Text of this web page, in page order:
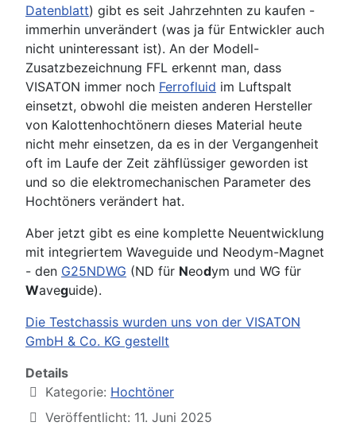
Datenblatt) gibt es seit Jahrzehnten zu kaufen -
immerhin unverändert (was ja für Entwickler auch
nicht uninteressant ist). An der Modell-
Zusatzbezeichnung FFL erkennt man, dass
VISATON immer noch Ferrofluid im Luftspalt
einsetzt, obwohl die meisten anderen Hersteller
von Kalottenhochtönern dieses Material heute
nicht mehr einsetzen, da es in der Vergangenheit
oft im Laufe der Zeit zähflüssiger geworden ist
und so die elektromechanischen Parameter des
Hochtöners verändert hat.
Aber jetzt gibt es eine komplette Neuentwicklung
mit integriertem Waveguide und Neodym-Magnet
- den G25NDWG (ND für Neodym und WG für
Waveguide).
Die Testchassis wurden uns von der VISATON
GmbH & Co. KG gestellt
Details
Kategorie: Hochtöner
Veröffentlicht: 11. Juni 2025